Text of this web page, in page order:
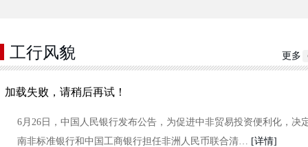
工行风貌 更多
加载失败，请稍后再试！
6月26日，中国人民银行发布公告，为促进中非贸易投资便利化，决
南非标准银行和中国工商银行担任非洲人民币联合清… [详情]